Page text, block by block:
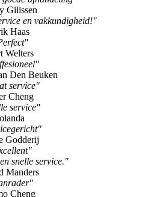
Gilissen
en vakkundigheid!"
Haas
Welters
Den Beuken
service"
Cheng
service"
Godderij
snelle service."
Manders
Cheng